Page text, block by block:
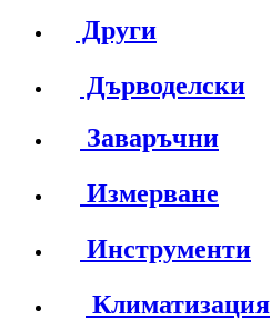
Други
Дърводелски
Заваръчни
Измерване
Инструменти
Климатизация